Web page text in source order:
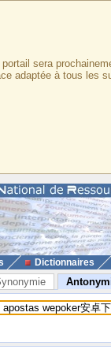
sera
adaptée à tous les
Dictionnaires